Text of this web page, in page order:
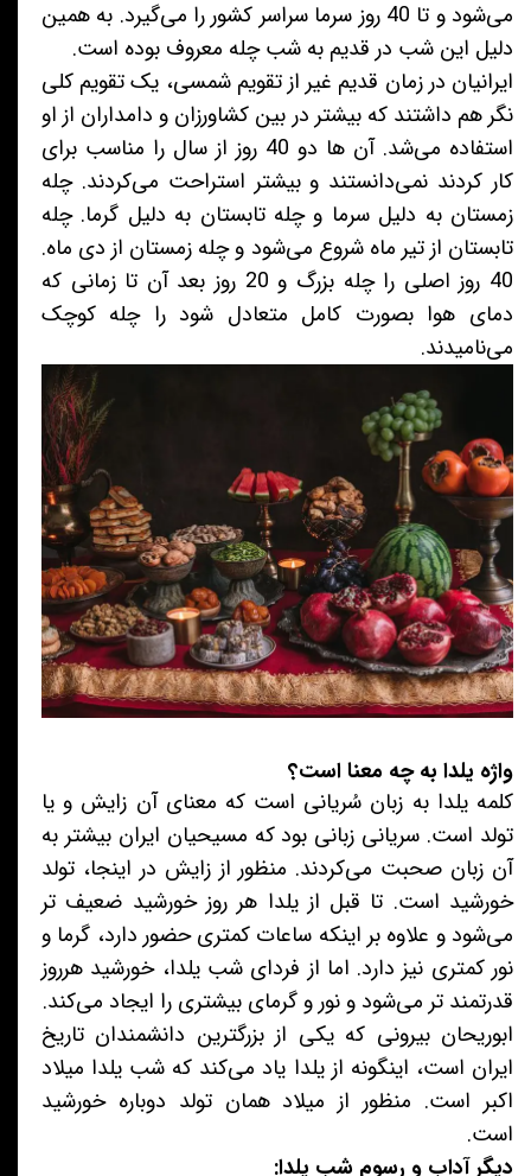
می‌شود و تا 40 روز سرما سراسر کشور را می‌گیرد. به همین
دلیل این شب در قدیم به شب چله معروف بوده است.
ایرانیان در زمان قدیم غیر از تقویم شمسی، یک تقویم کلی
نگر هم داشتند که بیشتر در بین کشاورزان و دامداران از او
استفاده می‌شد. آن ها دو 40 روز از سال را مناسب برای
کار کردند نمی‌دانستند و بیشتر استراحت می‌کردند. چله
زمستان به دلیل سرما و چله تابستان به دلیل گرما. چله
تابستان از تیر ماه شروع می‌شود و چله زمستان از دی ماه.
40 روز اصلی را چله بزرگ و 20 روز بعد آن تا زمانی که
دمای هوا بصورت کامل متعادل شود را چله کوچک
می‌نامیدند.
واژه یلدا به چه معنا است؟
کلمه یلدا به زبان سُریانی است که معنای آن زایش و یا
تولد است. سریانی زبانی بود که مسیحیان ایران بیشتر به
آن زبان صحبت می‌کردند. منظور از زایش در اینجا، تولد
خورشید است. تا قبل از یلدا هر روز خورشید ضعیف تر
می‌شود و علاوه بر اینکه ساعات کمتری حضور دارد، گرما و
نور کمتری نیز دارد. اما از فردای شب یلدا، خورشید هرروز
قدرتمند تر می‌شود و نور و گرمای بیشتری را ایجاد می‌کند.
ابوریحان بیرونی که یکی از بزرگترین دانشمندان تاریخ
ایران است، اینگونه از یلدا یاد می‌کند که شب یلدا میلاد
اکبر است. منظور از میلاد همان تولد دوباره خورشید
است.
دیگر آداب و رسوم شب یلدا: